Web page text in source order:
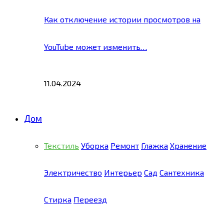
Как отключение истории просмотров на
YouTube может изменить…
11.04.2024
Дом
Текстиль Уборка Ремонт Глажка Хранение
Электричество Интерьер Сад Сантехника
Стирка Переезд